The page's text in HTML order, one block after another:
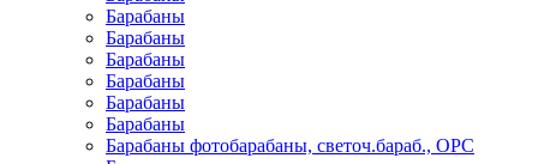
Барабаны
Барабаны
Барабаны
Барабаны
Барабаны
Барабаны
Барабаны фотобарабаны, светоч.бараб., OPC